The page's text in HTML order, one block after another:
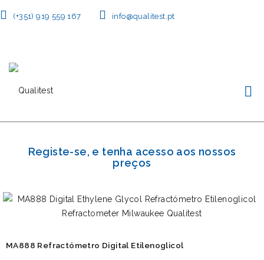
(+351) 919 559 167 info@qualitest.pt
Registe-se, e tenha acesso aos nossos
preços
MA888 Refractómetro Digital Etilenoglicol